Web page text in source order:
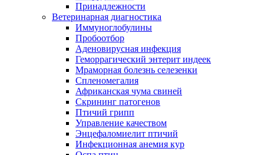
Принадлежности
Ветеринарная диагностика
Иммуноглобулины
Пробоотбор
Аденовирусная инфекция
Геморрагический энтерит индеек
Мраморная болезнь селезенки
Спленомегалия
Африканская чума свиней
Скрининг патогенов
Птичий грипп
Управление качеством
Энцефаломиелит птичий
Инфекционная анемия кур